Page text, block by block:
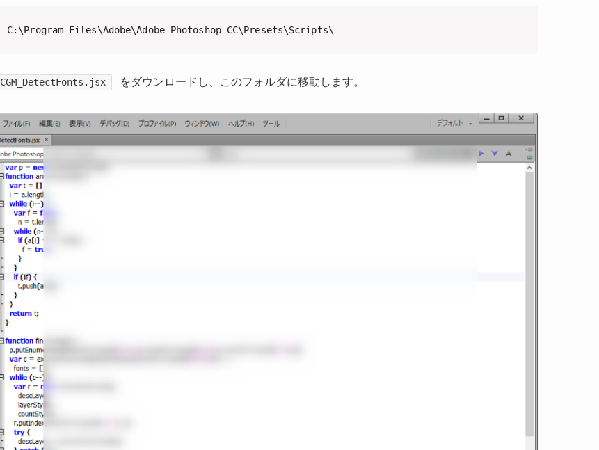
C:\Program Files\Adobe\Adobe Photoshop CC\Presets\Scripts\
CGM_DetectFonts.jsx をダウンロードし、このフォルダに移動します。